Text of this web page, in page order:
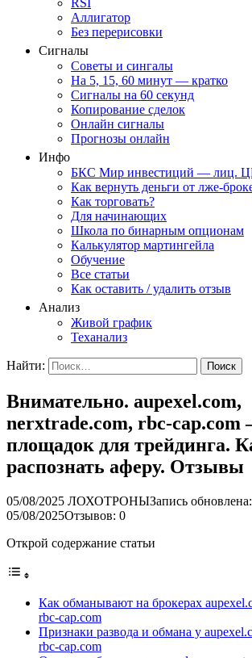
RSI
Аллигатор
Без перерисовки
Сигналы
Советы и сингалы
На 5, 15, 60 минут — кратко
Сигналы на 60 секунд
Копирование сделок
Онлайн сигналы
Прогнозы онлайн
Инфо
БКС Мир инвестиций — лиц.
Как вернуть деньги от лже-
Как торговать?
Для начинающих
Школа по бинарным опционам
Калькулятор мартингейла
Обучение
Все статьи
Как оставить / удалить отзыв
Анализ
Живой график
Теханализ
Найти:
Внимательно. aupexel.com,
nerxtrade.com, rbc-cap.com
площадок для трейдинга.
распознать аферу. Отзывы
05/08/2025 ЛОХОТРОНЫЗапись обновлена:
05/08/2025Отзывов: 0
Открой содержание статьи
Как обманывают на брокерах
rbc-cap.com
Признаки развода и обмана у
rbc-cap.com